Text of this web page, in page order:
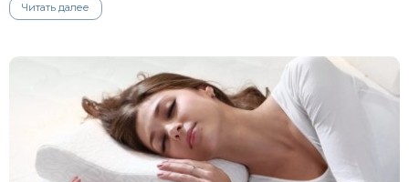
Читать далее